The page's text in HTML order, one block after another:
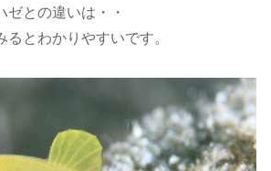
ゼとの違いは・・
るとわかりやすいです。